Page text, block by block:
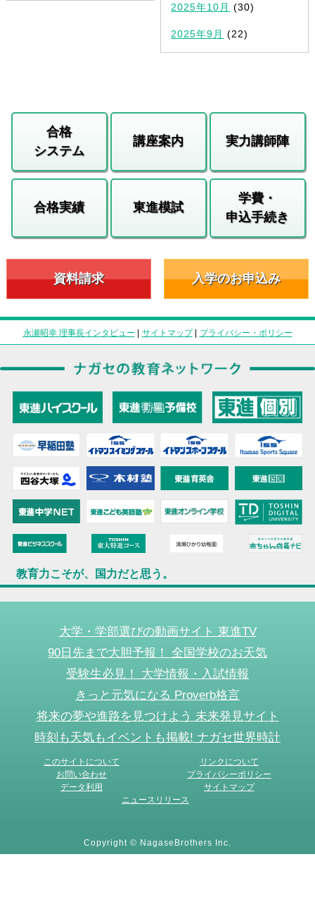
2025年10月 (30)
2025年9月 (22)
合格
システム
講座案内 実力講師陣
合格実績 東進模試
学費・
申込手続き
資料請求 入学のお申込み
永瀬昭幸 理事長インタビュー | サイトマップ| プライバシー・ポリシー
教育力こそが、国力だと思う。
大学・学部選びの動画サイト 東進TV
90日先まで大胆予報！ 全国学校のお天気
受験生必見！ 大学情報・入試情報
きっと元気になる Proverb格言
将来の夢や進路を見つけよう 未来発見サイト
時刻も天気もイベントも掲載! ナガセ世界時計
このサイトについて
リンクについて
お問い合わせ
プライバシーポリシー
データ利用
サイトマップ
ニュースリリース
Copyright © NagaseBrothers Inc.